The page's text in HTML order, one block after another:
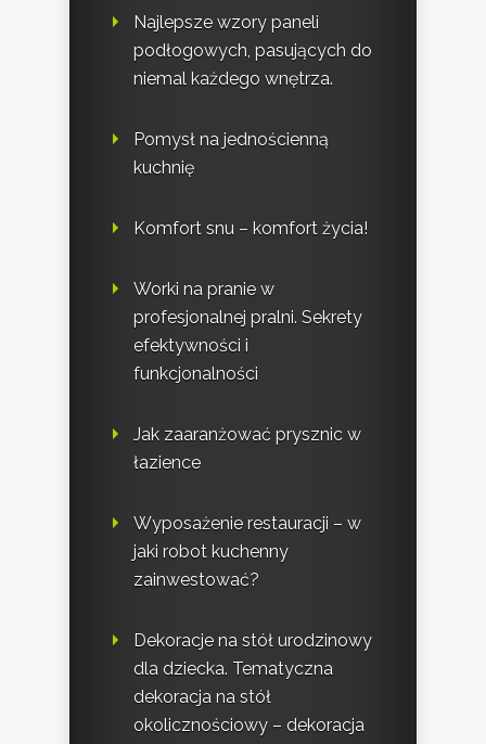
Najlepsze wzory paneli
podłogowych, pasujących do
niemal każdego wnętrza.
Pomysł na jednościenną
kuchnię
Komfort snu – komfort życia!
Worki na pranie w
profesjonalnej pralni. Sekrety
efektywności i
funkcjonalności
Jak zaaranżować prysznic w
łazience
Wyposażenie restauracji – w
jaki robot kuchenny
zainwestować?
Dekoracje na stół urodzinowy
dla dziecka. Tematyczna
dekoracja na stół
okolicznościowy – dekoracja